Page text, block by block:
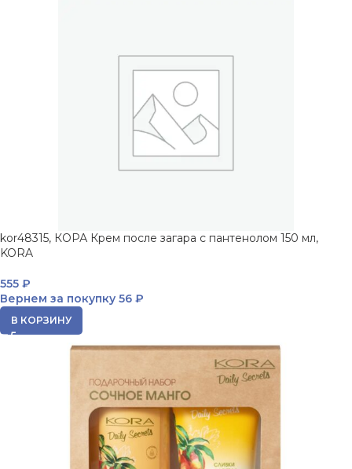
kor48315, КОРА Крем после загара с пантенолом 150 мл,
KORA
555 ₽
Вернем за покупку 56 ₽
В КОРЗИНУ